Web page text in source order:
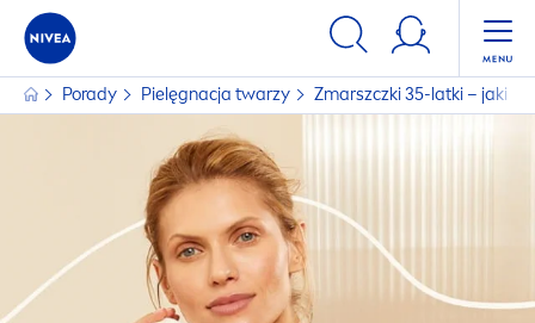
Porady Pielęgnacja twarzy Zmarszczki 35-latki – jaki